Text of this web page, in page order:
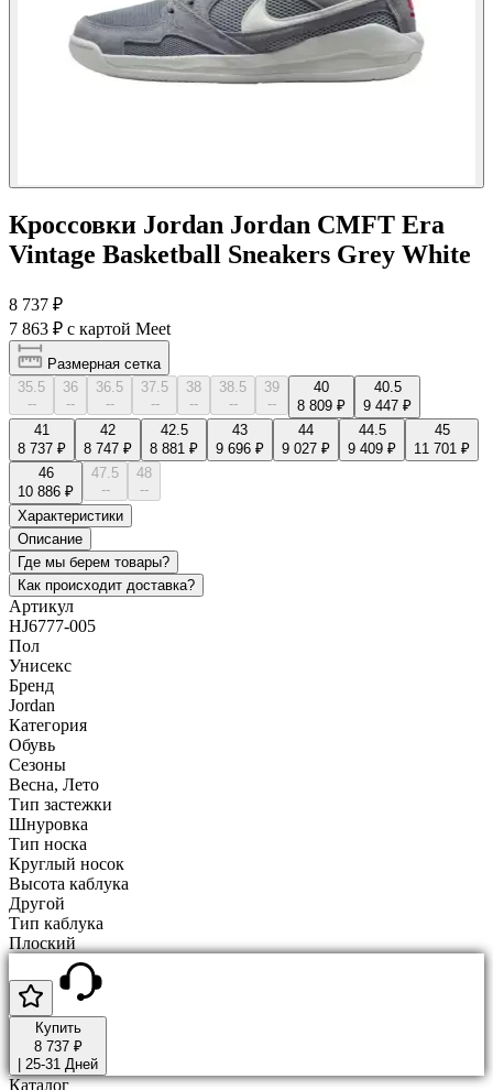
Кроссовки Jordan Jordan CMFT Era
Vintage Basketball Sneakers Grey White
8 737 ₽
7 863 ₽ с картой Meet
Размерная сетка
35.5
--
36
--
36.5
--
37.5
--
38
--
38.5
--
39
--
40
8 809 ₽
40.5
9 447 ₽
41
8 737 ₽
42
8 747 ₽
42.5
8 881 ₽
43
9 696 ₽
44
9 027 ₽
44.5
9 409 ₽
45
11 701 ₽
46
10 886 ₽
47.5
--
48
--
Характеристики
Описание
Где мы берем товары?
Как происходит доставка?
Артикул
HJ6777-005
Пол
Унисекс
Бренд
Jordan
Категория
Обувь
Сезоны
Весна, Лето
Тип застежки
Шнуровка
Тип носка
Круглый носок
Высота каблука
Другой
Тип каблука
Плоский
Купить
8 737 ₽
25-31 Дней
Каталог